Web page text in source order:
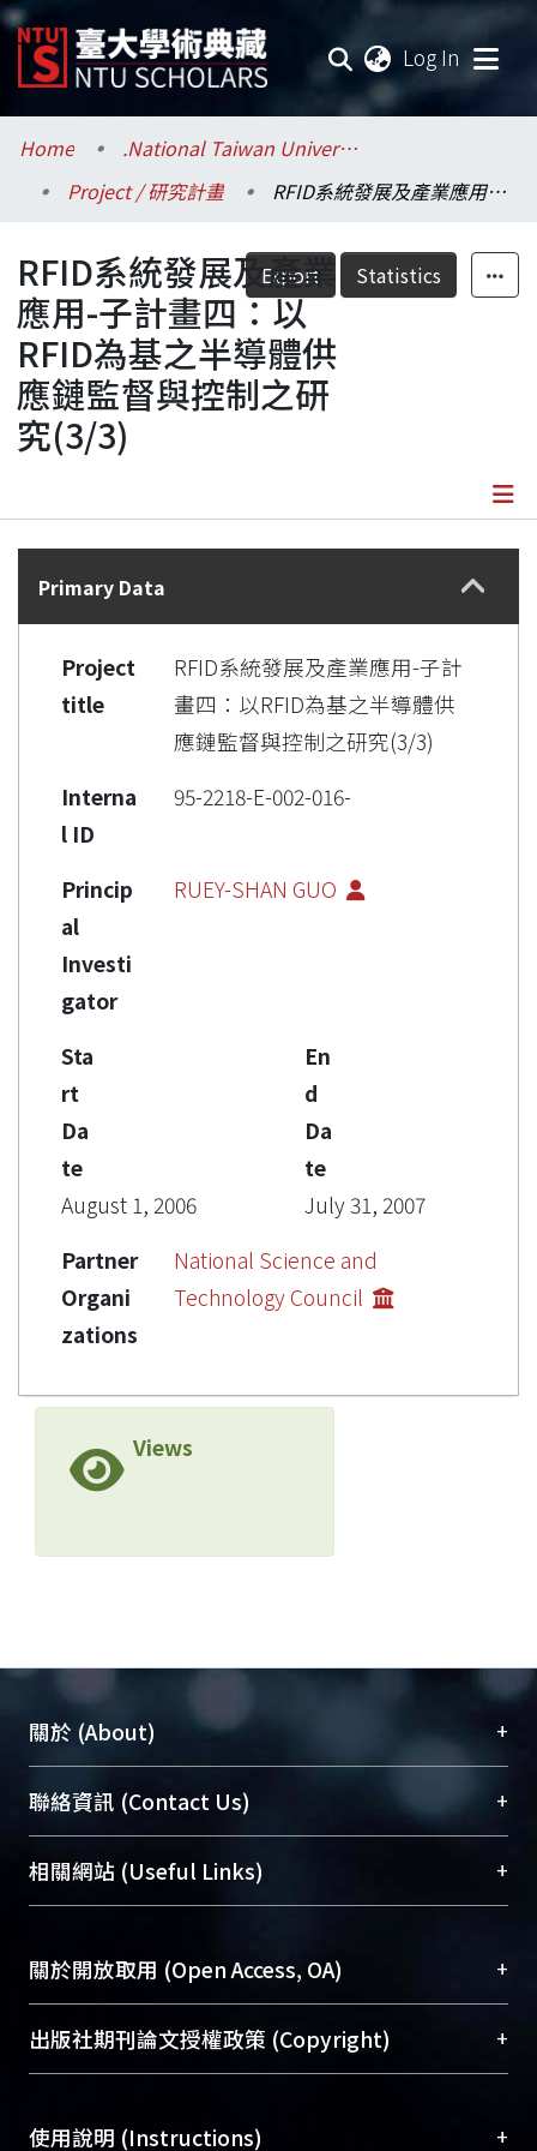
Log In
Communities & Collections
Research Outputs
Fundings & Projects
Researchers
Organizations
Statistics
Home
.National Taiwan University / 國立臺灣大學
Project / 研究計畫
RFID系統發展及產業應用-子計畫四：以RFID為基之半導體供應鏈監督與控制之研究(3/3)
Export Statistics
RFID系統發展及產業
應用-子計畫四：以
RFID為基之半導體供
應鏈監督與控制之研
究(3/3)
Details
Primary Data
Project
title
RFID系統發展及產業應用-子計
畫四：以RFID為基之半導體供
應鏈監督與控制之研究(3/3)
Interna
l ID
95-2218-E-002-016-
Princip
al
Investi
gator
RUEY-SHAN GUO
Sta
rt
Da
te
August 1, 2006
En
d
Da
te
July 31, 2007
Partner
Organi
zations
National Science and
Technology Council
Views
關於 (About) +
臺大位居世界頂尖大學之列，為永久珍藏及向國際
展現本校豐碩的研究成果及學術能量，圖書館整合
機構典藏（NTUR）與學術庫（AH）不同功能平
台，成為臺大學術典藏NTU scholars。期能整合研
成果。
To permanently archive and promote researcher
profiles and scholarly works, Library integrates the
services of “NTU Repository” with “Academic
聯絡資訊 (Contact Us) +
總館學科館員(Main Library)
醫學圖書館學科館員(Medical Library)
Sciences Library)
相關網站 (Useful Links) +
關於開放取用 (Open Access, OA) +
開放取用是從使用者角度提升資訊取用性的社會運
動，應用在學術研究上是透過將研究著作公開供使
用逐年攀升。同時可加速研究發展、提升研究影響
出版社期刊論文授權政策 (Copyright) +
含部分內容的版權非匯入者所有，或由第三方贊
使用說明 (Instructions) +